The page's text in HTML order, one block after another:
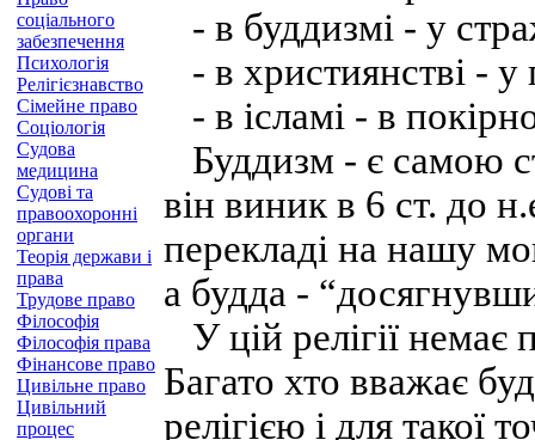
соціального
забезпечення
Психологія
Релігієзнавство
Сімейне право
Соціологія
Судова
медицина
Судові та
правоохоронні
органи
Теорія держави і
права
Трудове право
Філософія
Філософія права
Фінансове право
Цивільне право
Цивільний
процес
- в буддизмі - у
- в християнстві - у
- в ісламі - в
Буддизм - є самою
він виник в 6 ст. до
перекладі на нашу
а будда -
У цій релігії немає
Багато хто вважає
релігією і для такої